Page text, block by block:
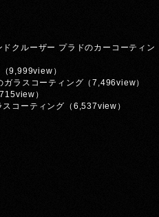
クルーザー プラドのカーコーティン
（9,999view）
ガラスコーティング （7,496view）
）
スコーティング （6,537view）